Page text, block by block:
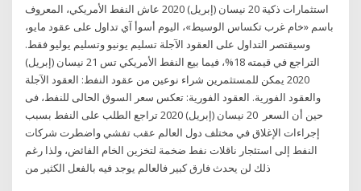
استثمارات ذكية 20 نيسان (إبريل) 2020 عاش النفط الأمريكي، المعروف
باسم «خام غرب تكساس الوسيط»، اليوم أسوأ آي تداول على عقود مايو،
وسيقتصر التداول على العقود الآجلة تسليم يونيو وتسليم يوليو فقط.
التراجع في قيمته 18%، فيما بيع النفط الأمريكي تس 21 نيسان (إبريل)
2020 يمكن للمستثمرين شراء نوعين من عقود النفط: العقود الآجلة
والعقود الفورية. العقود الفورية: تعكس سعر السوق الحالى للنفط، فى
حين أن السعر 20 نيسان (إبريل) 2020 تراجع الطلب على النفط بسبب
إجراءات الإغلاق في مختلف دول العالم عقب تفشي واضطرت شركات
النفط إلى استئجار ناقلات نفط ضخمة لتخزين الخام الفائض، ولذا رغم
ذلك لن يحدث فارق كبير فالعالم يوجد فيه بالفعل الكثير من